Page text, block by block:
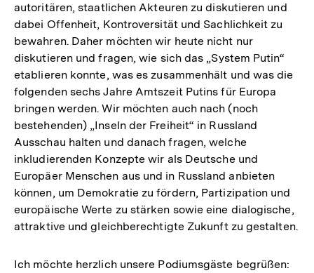
autoritären, staatlichen Akteuren zu diskutieren und
dabei Offenheit, Kontroversität und Sachlichkeit zu
bewahren. Daher möchten wir heute nicht nur
diskutieren und fragen, wie sich das „System Putin“
etablieren konnte, was es zusammenhält und was die
folgenden sechs Jahre Amtszeit Putins für Europa
bringen werden. Wir möchten auch nach (noch
bestehenden) „Inseln der Freiheit“ in Russland
Ausschau halten und danach fragen, welche
inkludierenden Konzepte wir als Deutsche und
Europäer Menschen aus und in Russland anbieten
können, um Demokratie zu fördern, Partizipation und
europäische Werte zu stärken sowie eine dialogische,
attraktive und gleichberechtigte Zukunft zu gestalten.
Ich möchte herzlich unsere Podiumsgäste begrüßen: